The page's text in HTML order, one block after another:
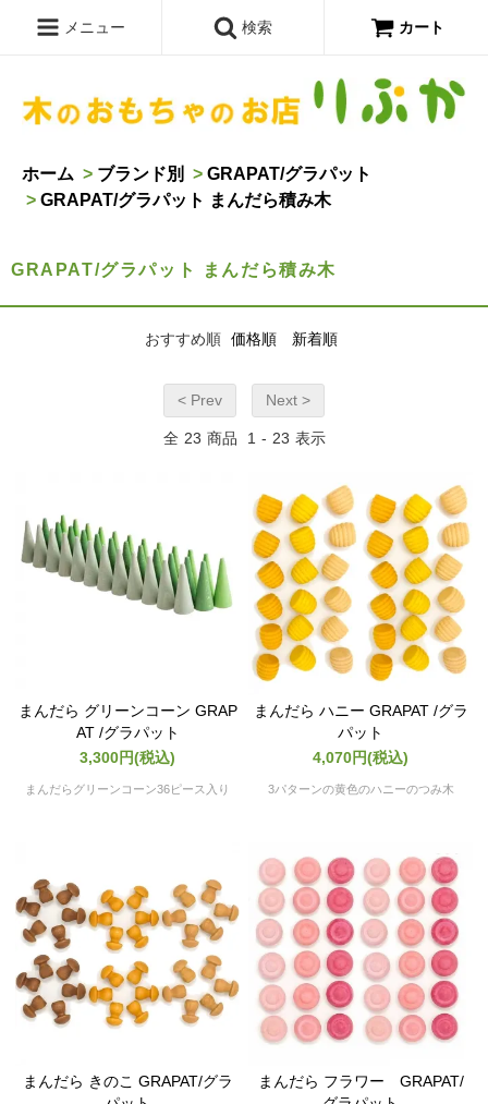
メニュー 検索 カート
ホーム > ブランド別 > GRAPAT/グラパット
> GRAPAT/グラパット まんだら積み木
GRAPAT/グラパット まんだら積み木
おすすめ順 価格順 新着順
< Prev Next >
全 23 商品 1 - 23 表示
まんだら グリーンコーン GRAP
AT /グラパット
3,300円(税込)
まんだらグリーンコーン36ピース入り
まんだら ハニー GRAPAT /グラ
パット
4,070円(税込)
3パターンの黄色のハニーのつみ木
まんだら きのこ GRAPAT/グラ
まんだら フラワー GRAPAT/